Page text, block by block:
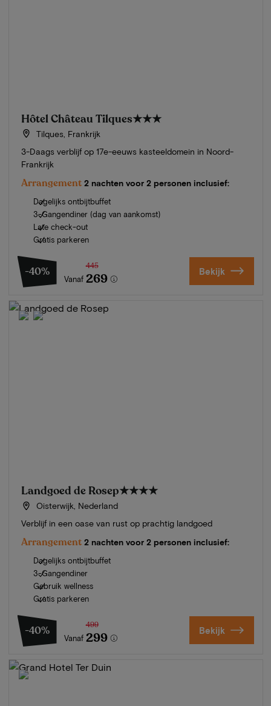
Hôtel Château Tilques★★★
Tilques, Frankrijk
3-Daags verblijf op 17e-eeuws kasteeldomein in Noord-
Frankrijk
Arrangement 2 nachten voor 2 personen inclusief:
Dagelijks ontbijtbuffet
3-Gangendiner (dag van aankomst)
Late check-out
Gratis parkeren
-40%
Vanaf
445
269 Bekijk
Landgoed de Rosep★★★★
Oisterwijk, Nederland
Verblijf in een oase van rust op prachtig landgoed
Arrangement 2 nachten voor 2 personen inclusief:
Dagelijks ontbijtbuffet
3-Gangendiner
Gebruik wellness
Gratis parkeren
-40%
Vanaf
499
299 Bekijk